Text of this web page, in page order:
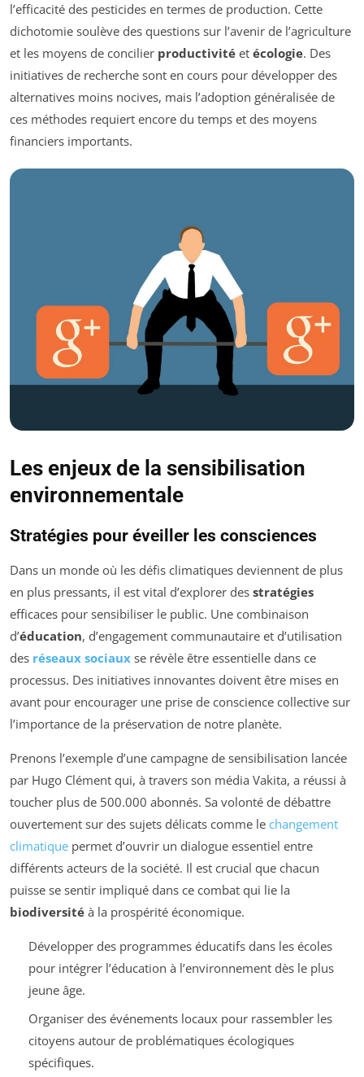
l’efficacité des pesticides en termes de production. Cette
dichotomie soulève des questions sur l’avenir de l’agriculture
et les moyens de concilier productivité et écologie. Des
initiatives de recherche sont en cours pour développer des
alternatives moins nocives, mais l’adoption généralisée de
ces méthodes requiert encore du temps et des moyens
financiers importants.
Les enjeux de la sensibilisation
environnementale
Stratégies pour éveiller les consciences
Dans un monde où les défis climatiques deviennent de plus
en plus pressants, il est vital d’explorer des stratégies
efficaces pour sensibiliser le public. Une combinaison
d’éducation, d’engagement communautaire et d’utilisation
des réseaux sociaux se révèle être essentielle dans ce
processus. Des initiatives innovantes doivent être mises en
avant pour encourager une prise de conscience collective sur
l’importance de la préservation de notre planète.
Prenons l’exemple d’une campagne de sensibilisation lancée
par Hugo Clément qui, à travers son média Vakita, a réussi à
toucher plus de 500.000 abonnés. Sa volonté de débattre
ouvertement sur des sujets délicats comme le changement
climatique permet d’ouvrir un dialogue essentiel entre
différents acteurs de la société. Il est crucial que chacun
puisse se sentir impliqué dans ce combat qui lie la
biodiversité à la prospérité économique.
Développer des programmes éducatifs dans les écoles
pour intégrer l’éducation à l’environnement dès le plus
jeune âge.
Organiser des événements locaux pour rassembler les
citoyens autour de problématiques écologiques
spécifiques.